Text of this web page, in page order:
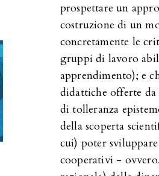
prospettare un
costruzione di un
concretamente le
gruppi di lavoro
apprendimento); e
didattiche offerte
di tolleranza
della scoperta
cui) poter
cooperativi -